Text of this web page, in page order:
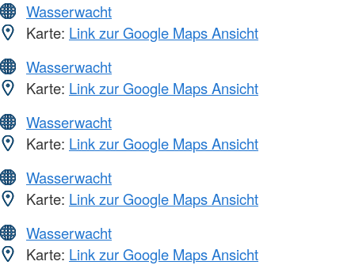
Wasserwacht
Karte: Link zur Google Maps Ansicht
Wasserwacht
Karte: Link zur Google Maps Ansicht
Wasserwacht
Karte: Link zur Google Maps Ansicht
Wasserwacht
Karte: Link zur Google Maps Ansicht
Wasserwacht
Karte: Link zur Google Maps Ansicht